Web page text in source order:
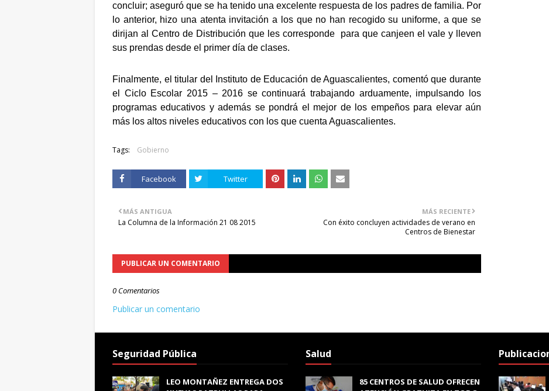
concluir; aseguró que se ha tenido una excelente respuesta de los padres de familia. Por
lo anterior, hizo una atenta invitación a los que no han recogido su uniforme, a que se
dirijan al Centro de Distribución que les corresponde para que canjeen el vale y lleven
sus prendas desde el primer día de clases.
Finalmente, el titular del Instituto de Educación de Aguascalientes, comentó que durante
el Ciclo Escolar 2015 – 2016 se continuará trabajando arduamente, impulsando los
programas educativos y además se pondrá el mejor de los empeños para elevar aún
más los altos niveles educativos con los que cuenta Aguascalientes.
Tags: Gobierno
Facebook Twitter
MÁS RECIENTE
Con éxito concluyen actividades de verano en
Centros de Bienestar
MÁS ANTIGUA
La Columna de la Información 21 08 2015
PUBLICAR UN COMENTARIO
0 Comentarios
Publicar un comentario
Seguridad Pública
LEO MONTAÑEZ ENTREGA DOS
Salud
85 CENTROS DE SALUD OFRECEN